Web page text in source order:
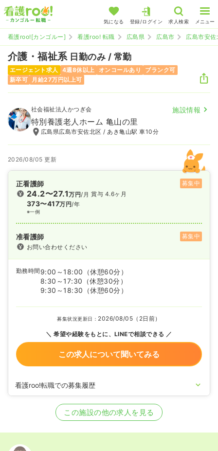
気になる 登録/ログイン 求人検索 メニュー
看護roo![カンゴルー] 看護roo! 転職 広島県 広島市 広島市安佐
介護・福祉系 日勤のみ / 常勤
エージェント求人 4週8休以上 オンコールあり
ブランク可
新卒可
月給27万円以上可
社会福祉法人かつぎ会 施設情報
特別養護老人ホーム 亀山の里
広島県広島市安佐北区 / あき亀山駅 車10分
2026/08/05 更新
正看護師 募集中
24.2〜27.1万円/月
373〜417万円/年
※一例
賞与 4.6ヶ月
准看護師
募集中
お問い合わせください
勤務時間 9:00～18:00
（休憩60分）
8:30～17:30
（休憩30分）
9:30～18:30
（休憩60分）
募集状況更新日： 2026/08/05（2日前）
希望や経験をもとに、LINEで相談できる
この求人について聞いてみる
看護roo!転職での募集履歴
正・准看護師の募集を休止
正・准看護師の募集を開始
この施設の他の求人を見る